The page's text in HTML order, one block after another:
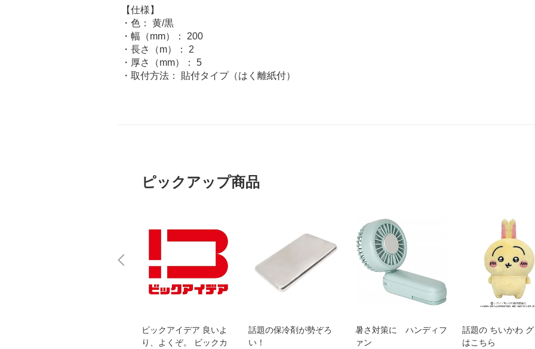
【仕様】
・色： 黄/黒
・幅（mm）： 200
・長さ（m）： 2
・厚さ（mm）： 5
・取付方法： 貼付タイプ（はく離紙付）
ピックアップ商品
ビックアイデア 良いよ
り、よくぞ。 ビックカ
話題の保冷剤が勢ぞろ
い！
暑さ対策に ハンディフ
ァン
話題の ちいかわ
はこちら